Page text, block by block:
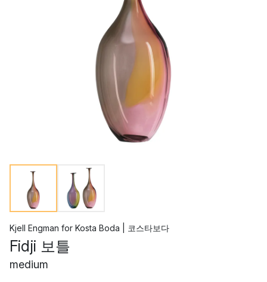
Kjell Engman for Kosta Boda | 코스타보다
Fidji 보틀
medium